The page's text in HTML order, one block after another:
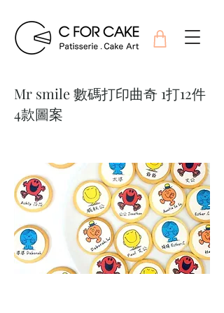
Mr smile 數碼打印曲奇 1打12件
4款圖案